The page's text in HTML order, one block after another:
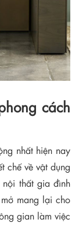
cách
nhất hiện nay
chế về vật dụng
thất gia đình
mang lại cho
gian làm việc